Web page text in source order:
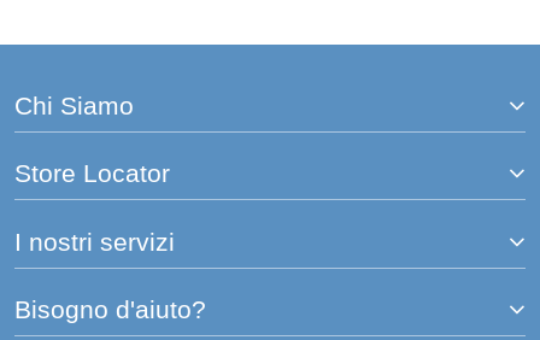
Chi Siamo
Store Locator
I nostri servizi
Bisogno d'aiuto?